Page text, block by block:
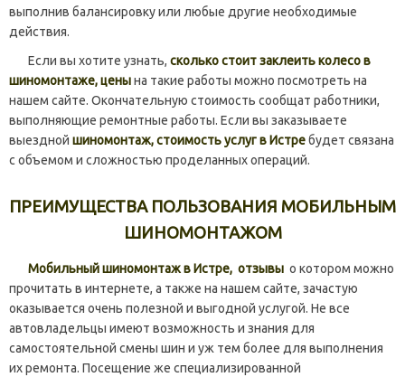
выполнив балансировку или любые другие необходимые
действия.
Если вы хотите узнать, сколько стоит заклеить колесо в
шиномонтаже, ценына такие работы можно посмотреть на
нашем сайте. Окончательную стоимость сообщат работники,
выполняющие ремонтные работы. Если вы заказываете
выездной шиномонтаж, стоимость услуг в Истребудет связана
с объемом и сложностью проделанных операций.
ПРЕИМУЩЕСТВА ПОЛЬЗОВАНИЯ МОБИЛЬНЫМ
ШИНОМОНТАЖОМ
Мобильный шиномонтаж в Истре, отзывы о котором можно
прочитать в интернете, а также на нашем сайте, зачастую
оказывается очень полезной и выгодной услугой. Не все
автовладельцы имеют возможность и знания для
самостоятельной смены шин и уж тем более для выполнения
их ремонта. Посещение же специализированной